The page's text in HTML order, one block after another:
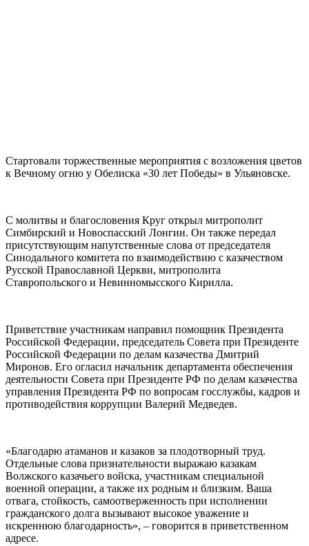
Стартовали торжественные мероприятия с возложения цветов
к Вечному огню у Обелиска «30 лет Победы» в Ульяновске.
С молитвы и благословения Круг открыл митрополит
Симбирский и Новоспасский Лонгин. Он также передал
присутствующим напутственные слова от председателя
Синодального комитета по взаимодействию с казачеством
Русской Православной Церкви, митрополита
Ставропольского и Невинномысского Кирилла.
Приветствие участникам направил помощник Президента
Российской Федерации, председатель Совета при Президенте
Российской Федерации по делам казачества Дмитрий
Миронов. Его огласил начальник департамента обеспечения
деятельности Совета при Президенте РФ по делам казачества
управления Президента РФ по вопросам госслужбы, кадров и
противодействия коррупции Валерий Медведев.
«Благодарю атаманов и казаков за плодотворный труд.
Отдельные слова признательности выражаю казакам
Волжского казачьего войска, участникам специальной
военной операции, а также их родным и близким. Ваша
отвага, стойкость, самоотверженность при исполнении
гражданского долга вызывают высокое уважение и
искреннюю благодарность», – говорится в приветственном
адресе.